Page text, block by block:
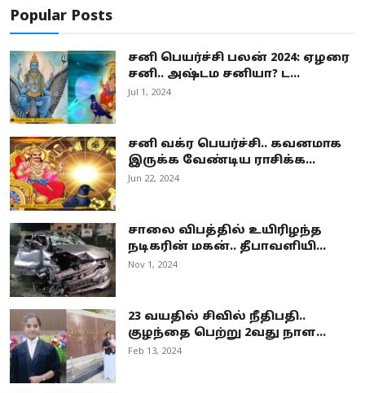
Popular Posts
சனி பெயர்ச்சி பலன் 2024: ஏழரை
சனி.. அஷ்டம சனியா? ட...
Jul 1, 2024
சனி வக்ர பெயர்ச்சி.. கவனமாக
இருக்க வேண்டிய ராசிக்க...
Jun 22, 2024
சாலை விபத்தில் உயிரிழந்த
நடிகரின் மகன்.. தீபாவளியி...
Nov 1, 2024
23 வயதில் சிவில் நீதிபதி..
குழந்தை பெற்று 2வது நாள...
Feb 13, 2024